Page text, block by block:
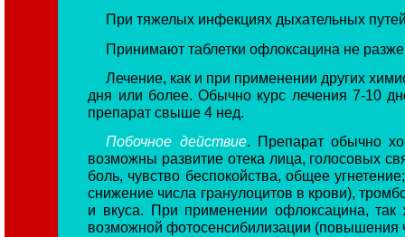
При тяжелых инфекциях дыхательных
Принимают таблетки офлоксацина не
Лечение, как и при применении других
дня или более. Обычно курс лечения 7-10
препарат свыше 4 нед.
Побочное действие. Препарат обычно
возможны развитие отека лица, голосовых
боль, чувство беспокойства, общее
снижение числа гранулоцитов в крови),
и вкуса. При применении офлоксацина, так
возможной фотосенсибилизации (повышения